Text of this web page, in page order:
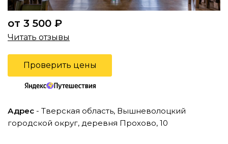
от 3 500 ₽
Читать отзывы
Проверить цены
Адрес - Тверская область, Вышневолоцкий
городской округ, деревня Прохово, 10